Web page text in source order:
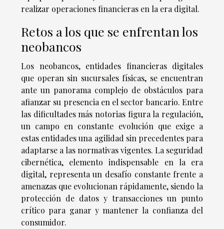
realizar operaciones financieras en la era digital.
Retos a los que se enfrentan los
neobancos
Los neobancos, entidades financieras digitales
que operan sin sucursales físicas, se encuentran
ante un panorama complejo de obstáculos para
afianzar su presencia en el sector bancario. Entre
las dificultades más notorias figura la regulación,
un campo en constante evolución que exige a
estas entidades una agilidad sin precedentes para
adaptarse a las normativas vigentes. La seguridad
cibernética, elemento indispensable en la era
digital, representa un desafío constante frente a
amenazas que evolucionan rápidamente, siendo la
protección de datos y transacciones un punto
crítico para ganar y mantener la confianza del
consumidor.